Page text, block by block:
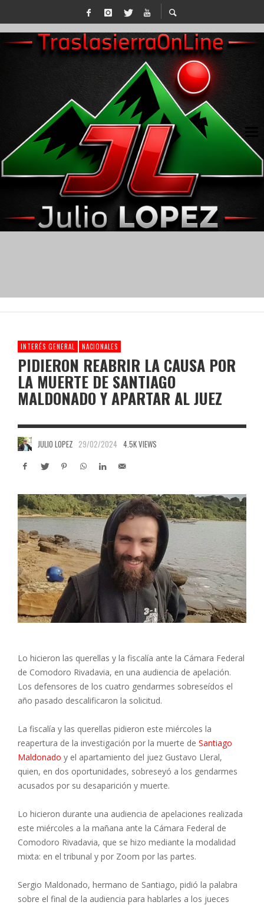
INTERÉS GENERAL NACIONALES
PIDIERON REABRIR LA CAUSA POR
LA MUERTE DE SANTIAGO
MALDONADO Y APARTAR AL JUEZ
JULIO LOPEZ 29/02/2024 4.5K VIEWS
Lo hicieron las querellas y la fiscalía ante la Cámara Federal
de Comodoro Rivadavia, en una audiencia de apelación.
Los defensores de los cuatro gendarmes sobreseídos el
año pasado descalificaron la solicitud.
La fiscalía y las querellas pidieron este miércoles la
reapertura de la investigación por la muerte de Santiago
Maldonado y el apartamiento del juez Gustavo Lleral,
quien, en dos oportunidades, sobreseyó a los gendarmes
acusados por su desaparición y muerte.
Lo hicieron durante una audiencia de apelaciones realizada
este miércoles a la mañana ante la Cámara Federal de
Comodoro Rivadavia, que se hizo mediante la modalidad
mixta: en el tribunal y por Zoom por las partes.
Sergio Maldonado, hermano de Santiago, pidió la palabra
sobre el final de la audiencia para hablarles a los jueces